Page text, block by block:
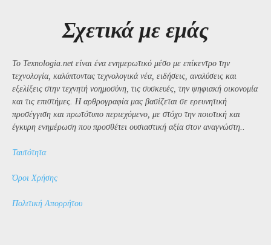
Σχετικά με εμάς
Το Texnologia.net είναι ένα ενημερωτικό μέσο με επίκεντρο την
τεχνολογία, καλύπτοντας τεχνολογικά νέα, ειδήσεις, αναλύσεις και
εξελίξεις στην τεχνητή νοημοσύνη, τις συσκευές, την ψηφιακή οικονομία
και τις επιστήμες. Η αρθρογραφία μας βασίζεται σε ερευνητική
προσέγγιση και πρωτότυπο περιεχόμενο, με στόχο την ποιοτική και
έγκυρη ενημέρωση που προσθέτει ουσιαστική αξία στον αναγνώστη..
Ταυτότητα
Όροι Χρήσης
Πολιτική Απορρήτου